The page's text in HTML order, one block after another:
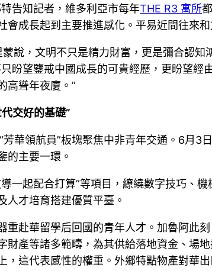
告知記者，維多利亞市每年THE R3 寓所
成長起到主要推進感化。平易近間往來
說，文明不只是精力財富，更是彌合認
盼望鑒戒中國成長的可貴經歷，更盼望經
高聳年夜廈。”
交好的基礎”
華領航員”板塊聚焦中非青年交通。6月3
的主要一環。
一起配合打算”等項目，繚繞數字技巧、
人才培育搭建優質平臺。
重赴華留學后回國的青年人才。加魯阿此
財產等諸多範疇，為其供給落地資金、場
這代表感性的權重。外鄉特點物產對華